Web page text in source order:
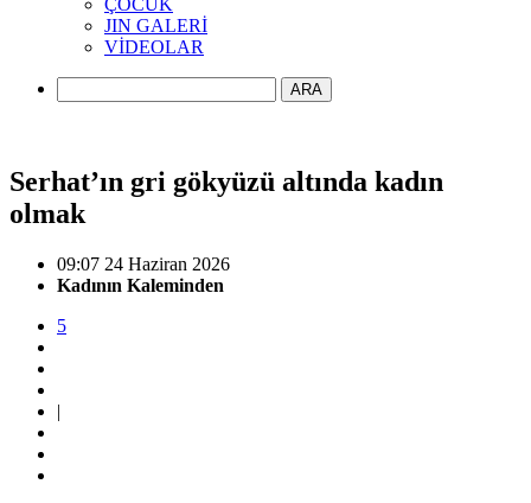
JIN GALERİ
VİDEOLAR
ARA
Serhat’ın gri gökyüzü altında kadın
olmak
09:07 24 Haziran 2026
Kadının Kaleminden
5
|